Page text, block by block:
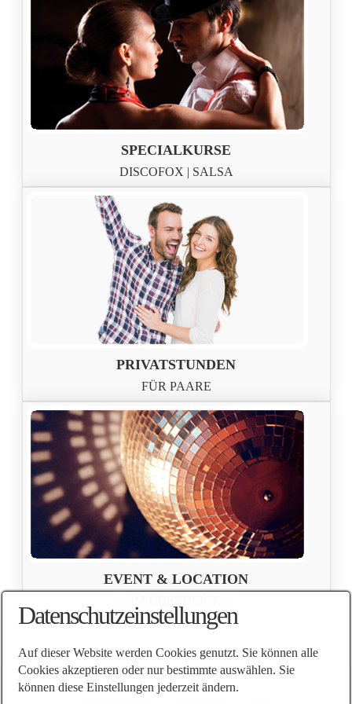
SPECIALKURSE
DISCOFOX | SALSA
PRIVATSTUNDEN
FÜR PAARE
EVENT & LOCATION
Datenschutzeinstellungen
Auf dieser Website werden Cookies genutzt. Sie können alle
Cookies akzeptieren oder nur bestimmte auswählen. Sie
können diese Einstellungen jederzeit ändern.